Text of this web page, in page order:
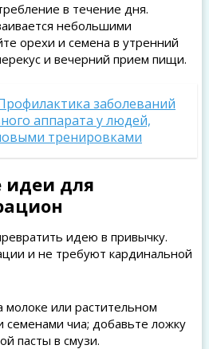
в течение дня.
небольшими
орехи и семена в утренний
и вечерний прием пищи.
заболеваний
аппарата у людей,
тренировками
идеи для
идею в привычку.
и не требуют кардинальной
молоке или растительном
семенами чиа; добавьте ложку
пасты в смузи.